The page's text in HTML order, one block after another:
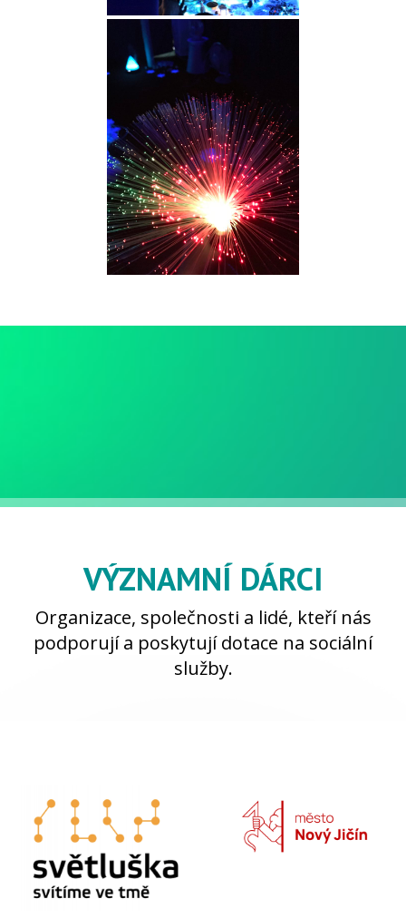
VÝZNAMNÍ DÁRCI
Organizace, společnosti a lidé, kteří nás
podporují a poskytují dotace na sociální
služby.